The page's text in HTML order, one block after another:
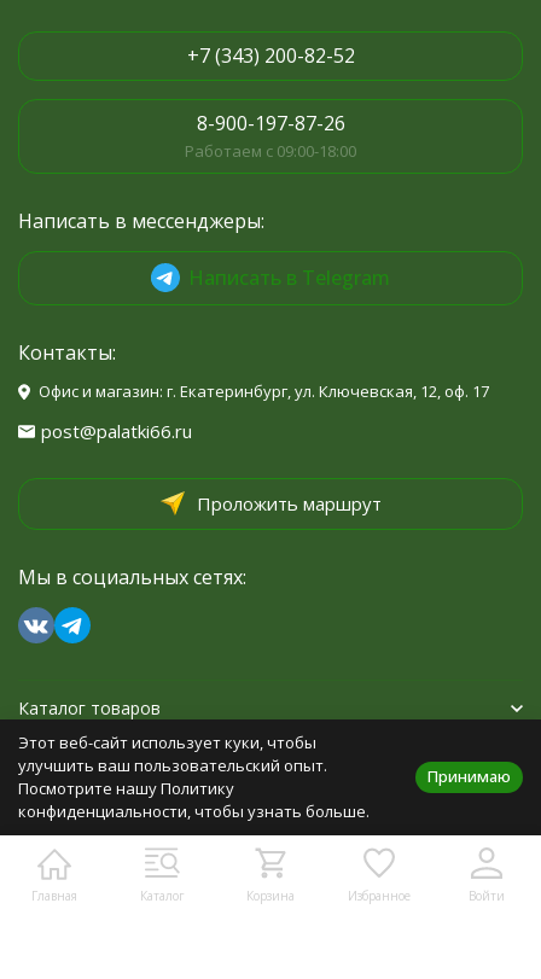
Главная Каталог Корзина Избранное Войти
+7 (343) 200-82-52
8-900-197-87-26
Работаем с 09:00-18:00
Написать в мессенджеры:
Написать в Telegram
Контакты:
Офис и магазин: г. Екатеринбург, ул. Ключевская, 12, оф. 17
post@palatki66.ru
Проложить маршрут
Мы в социальных сетях:
Каталог товаров
Помощь
Политика персональных данных
Этот веб-сайт использует куки, чтобы
улучшить ваш пользовательский опыт.
Посмотрите нашу Политику
конфиденциальности, чтобы узнать больше.
Принимаю